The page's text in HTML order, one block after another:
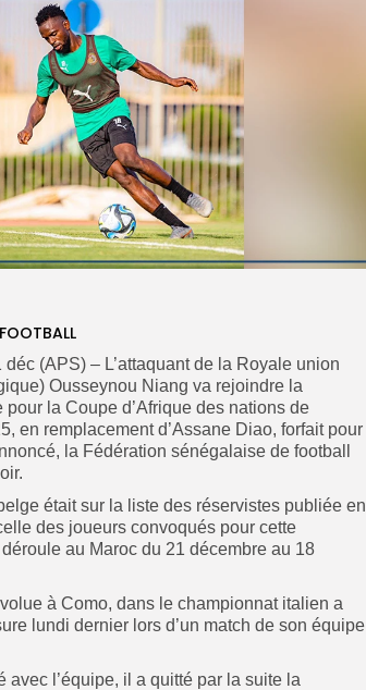
déc (APS) – L’attaquant de la Royale union
Ousseynou Niang va rejoindre la
la Coupe d’Afrique des nations de
en remplacement d’Assane Diao, forfait pour
la Fédération sénégalaise de football
était sur la liste des réservistes publiée en
des joueurs convoqués pour cette
au Maroc du 21 décembre au 18
à Como, dans le championnat italien a
lundi dernier lors d’un match de son équipe
avec l’équipe, il a quitté par la suite la